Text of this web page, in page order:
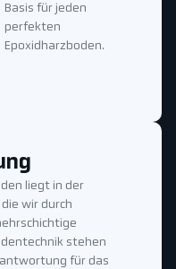
Basis für jeden
perfekten
Epoxidharzboden.
liegt in der
wir durch
stehen
für das